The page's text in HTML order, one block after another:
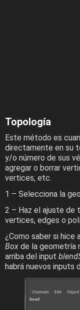
Topología
Este método es
directamente en su
y/o número de sus
agregar o borrar
vertices, etc.
1 – Selecciona la
2 – Haz el ajuste de
vertices, edges o
¿Como saber si hice
Box de la geometría
arriba del input
habrá nuevos inputs